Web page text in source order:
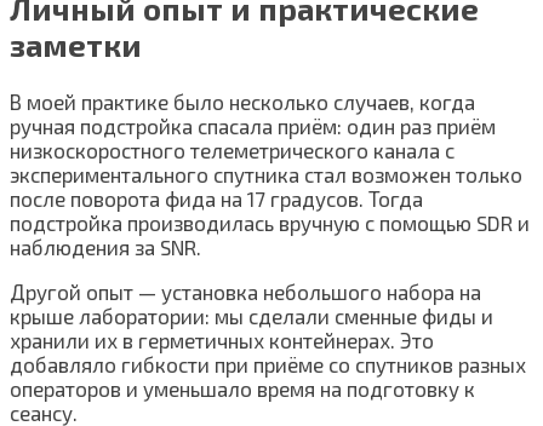
Личный опыт и практические
заметки
В моей практике было несколько случаев, когда
ручная подстройка спасала приём: один раз приём
низкоскоростного телеметрического канала с
экспериментального спутника стал возможен только
после поворота фида на 17 градусов. Тогда
подстройка производилась вручную с помощью SDR и
наблюдения за SNR.
Другой опыт — установка небольшого набора на
крыше лаборатории: мы сделали сменные фиды и
хранили их в герметичных контейнерах. Это
добавляло гибкости при приёме со спутников разных
операторов и уменьшало время на подготовку к
сеансу.